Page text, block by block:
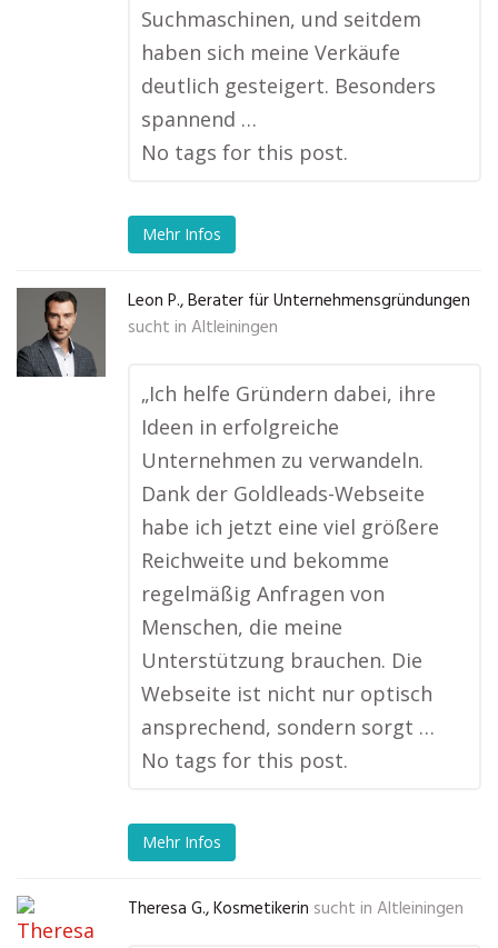
Suchmaschinen, und seitdem
haben sich meine Verkäufe
deutlich gesteigert. Besonders
spannend …
No tags for this post.
Mehr Infos
Leon P., Berater für Unternehmensgründungen
sucht in Altleiningen
„Ich helfe Gründern dabei, ihre
Ideen in erfolgreiche
Unternehmen zu verwandeln.
Dank der Goldleads-Webseite
habe ich jetzt eine viel größere
Reichweite und bekomme
regelmäßig Anfragen von
Menschen, die meine
Unterstützung brauchen. Die
Webseite ist nicht nur optisch
ansprechend, sondern sorgt …
No tags for this post.
Mehr Infos
Theresa G., Kosmetikerin sucht in Altleiningen